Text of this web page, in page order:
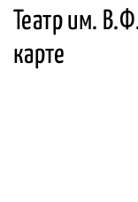
Театр им.
карте